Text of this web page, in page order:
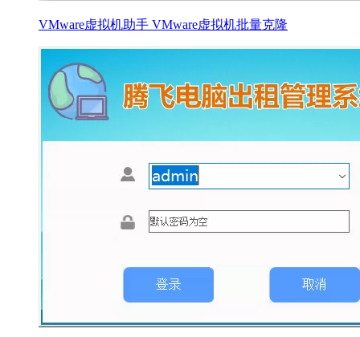
VMware虚拟机助手 VMware虚拟机批量克隆